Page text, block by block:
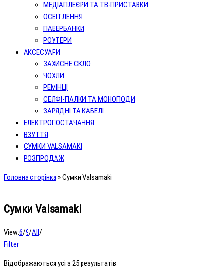
МЕДІАПЛЕЄРИ ТА ТВ-ПРИСТАВКИ
ОСВІТЛЕННЯ
ПАВЕРБАНКИ
РОУТЕРИ
АКСЕСУАРИ
ЗАХИСНЕ СКЛО
ЧОХЛИ
РЕМІНЦІ
СЕЛФІ-ПАЛКИ ТА МОНОПОДИ
ЗАРЯДНІ ТА КАБЕЛІ
ЕЛЕКТРОПОСТАЧАННЯ
ВЗУТТЯ
СУМКИ VALSAMAKI
РОЗПРОДАЖ
Головна сторінка »Сумки Valsamaki
Сумки Valsamaki
View:6/9/All /
Filter
Відображаються усі з 25 результатів